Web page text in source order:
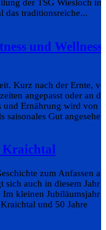
der TSG Wiesloch in
das traditionsreiche...
und Wellness
Kurz nach der Ernte,
angepasst oder an
und Ernährung wird von
Gut
Kraichtal
zum Anfassen
sich auch in diesem Jahr
Im kleinen Jubiläumsjahr
und 50 Jahre